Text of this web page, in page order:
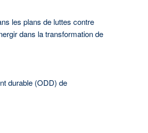
les plans de luttes contre
dans la transformation de
durable (ODD) de